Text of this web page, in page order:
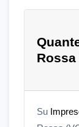
Rossa
Su